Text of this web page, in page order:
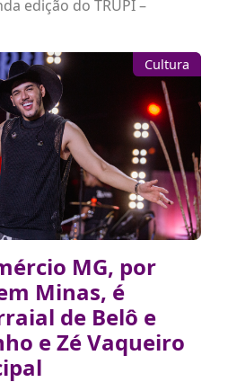
edição do TRUPI –
Cultura
MG, por
Minas, é
de Belô e
e Zé Vaqueiro